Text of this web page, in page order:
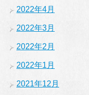
2022年4月
2022年3月
2022年2月
2022年1月
2021年12月